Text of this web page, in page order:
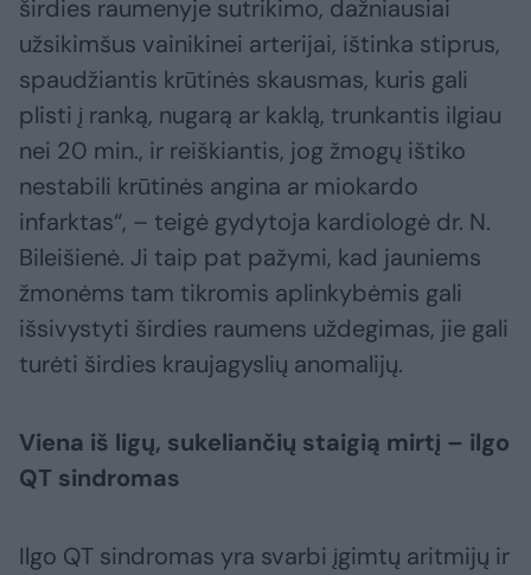
širdies raumenyje sutrikimo, dažniausiai
užsikimšus vainikinei arterijai, ištinka stiprus,
spaudžiantis krūtinės skausmas, kuris gali
plisti į ranką, nugarą ar kaklą, trunkantis ilgiau
nei 20 min., ir reiškiantis, jog žmogų ištiko
nestabili krūtinės angina ar miokardo
infarktas“, – teigė gydytoja kardiologė dr. N.
Bileišienė. Ji taip pat pažymi, kad jauniems
žmonėms tam tikromis aplinkybėmis gali
išsivystyti širdies raumens uždegimas, jie gali
turėti širdies kraujagyslių anomalijų.
Viena iš ligų, sukeliančių staigią mirtį – ilgo
QT sindromas
Ilgo QT sindromas yra svarbi įgimtų aritmijų ir